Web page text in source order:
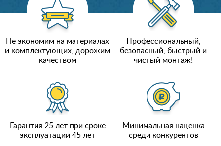
Не экономим на материалах
и комплектующих, дорожим
качеством
Профессиональный,
безопасный, быстрый и
чистый монтаж!
Гарантия 25 лет при сроке
эксплуатации 45 лет
Минимальная наценка
среди конкурентов